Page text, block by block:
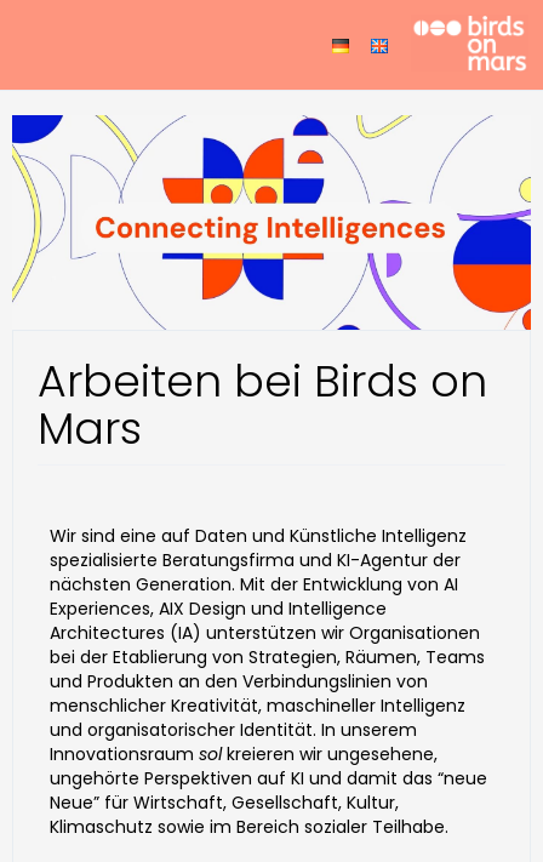
Arbeiten bei Birds on
Mars
Wir sind eine auf Daten und Künstliche Intelligenz
spezialisierte Beratungsfirma und KI-Agentur der
nächsten Generation. Mit der Entwicklung von AI
Experiences, AIX Design und Intelligence
Architectures (IA) unterstützen wir Organisationen
bei der Etablierung von Strategien, Räumen, Teams
und Produkten an den Verbindungslinien von
menschlicher Kreativität, maschineller Intelligenz
und organisatorischer Identität. In unserem
Innovationsraum solkreieren wir ungesehene,
ungehörte Perspektiven auf KI und damit das “neue
Neue” für Wirtschaft, Gesellschaft, Kultur,
Klimaschutz sowie im Bereich sozialer Teilhabe.